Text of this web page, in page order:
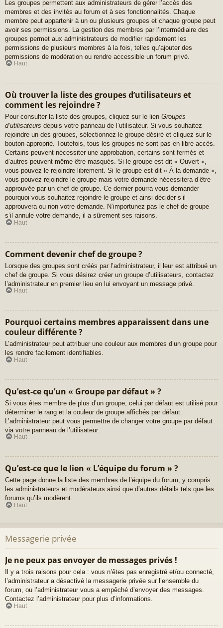
Les groupes permettent aux administrateurs de gérer l’accès des
membres et des invités au forum et à ses fonctionnalités. Chaque
membre peut appartenir à un ou plusieurs groupes et chaque groupe peut
avoir ses permissions. La gestion des membres par l’intermédiaire des
groupes permet aux administrateurs de modifier rapidement les
permissions de plusieurs membres à la fois, telles qu’ajouter des
permissions de modération ou rendre accessible un forum privé.
Haut
Où trouver la liste des groupes d’utilisateurs et
comment les rejoindre ?
Pour consulter la liste des groupes, cliquez sur le lien Groupes
d’utilisateurs depuis votre panneau de l’utilisateur. Si vous souhaitez
rejoindre un des groupes, sélectionnez le groupe désiré et cliquez sur le
bouton approprié. Toutefois, tous les groupes ne sont pas en libre accès.
Certains peuvent nécessiter une approbation, certains sont fermés et
d’autres peuvent même être masqués. Si le groupe est dit « Ouvert »,
vous pouvez le rejoindre librement. Si le groupe est dit « À la demande »,
vous pouvez rejoindre le groupe mais votre demande nécessitera d’être
approuvée par un chef de groupe. Ce dernier pourra vous demander
pourquoi vous souhaitez rejoindre le groupe et ainsi décider s’il
approuvera ou non votre demande. N’importunez pas le chef de groupe
s’il annule votre demande, il a sûrement ses raisons.
Haut
Comment devenir chef de groupe ?
Lorsque des groupes sont créés par l’administrateur, il leur est attribué un
chef de groupe. Si vous désirez créer un groupe d’utilisateurs, contactez
l’administrateur en premier lieu en lui envoyant un message privé.
Haut
Pourquoi certains membres apparaissent dans une
couleur différente ?
L’administrateur peut attribuer une couleur aux membres d’un groupe pour
les rendre facilement identifiables.
Haut
Qu’est-ce qu’un « Groupe par défaut » ?
Si vous êtes membre de plus d’un groupe, celui par défaut est utilisé pour
déterminer le rang et la couleur de groupe affichés par défaut.
L’administrateur peut vous permettre de changer votre groupe par défaut
via votre panneau de l’utilisateur.
Haut
Qu’est-ce que le lien « L’équipe du forum » ?
Cette page donne la liste des membres de l’équipe du forum, y compris
les administrateurs et modérateurs ainsi que d’autres détails tels que les
forums qu’ils modèrent.
Haut
Messagerie privée
Je ne peux pas envoyer de messages privés !
Il y a trois raisons pour cela : vous n’êtes pas enregistré et/ou connecté,
l’administrateur a désactivé la messagerie privée sur l’ensemble du
forum, ou l’administrateur vous a empêché d’envoyer des messages.
Contactez l’administrateur pour plus d’informations.
Haut